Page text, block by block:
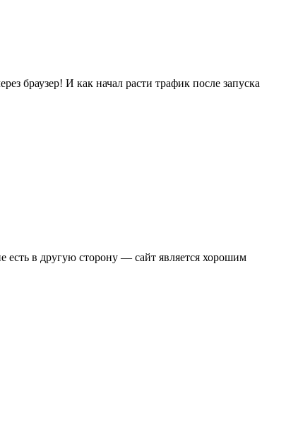
браузер! И как начал расти трафик после запуска
в другую сторону — сайт является хорошим